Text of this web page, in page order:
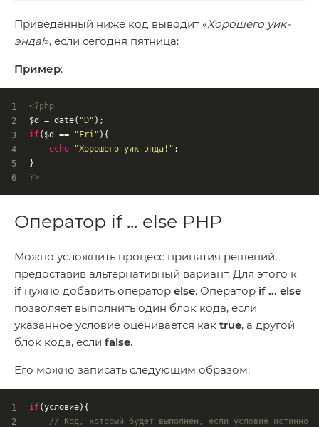
Приведенный ниже код выводит «Хорошего уик-
энда!», если сегодня пятница:
Пример:
<?php
$d = date( "D" );
if($d == "Fri" ){
echo
"Хорошего уик-энда!" ;
}
?>
Оператор if ... else PHP
Можно усложнить процесс принятия решений,
предоставив альтернативный вариант. Для этого к
if нужно добавить оператор else. Оператор if ... else
позволяет выполнить один блок кода, если
указанное условие оценивается как true, а другой
блок кода, если false.
Его можно записать следующим образом:
if(условие){
// Код, который будет выполнен, если условие истинно